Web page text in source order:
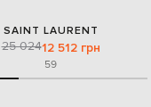
SAINT LAURENT
25 02412 512 грн
59